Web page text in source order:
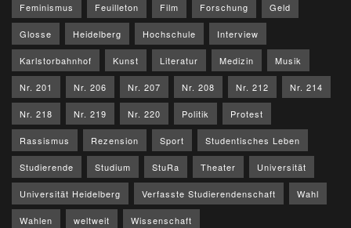
Feminismus Feuilleton Film Forschung Geld
Glosse Heidelberg Hochschule Interview
Karlstorbahnhof Kunst Literatur Medizin Musik
Nr. 201 Nr. 206 Nr. 207 Nr. 208 Nr. 212 Nr. 214
Nr. 218 Nr. 219 Nr. 220 Politik Protest
Rassismus Rezension Sport Studentisches Leben
Studierende Studium StuRa Theater Universität
Universität Heidelberg Verfasste Studierendenschaft Wahl
Wahlen weltweit Wissenschaft